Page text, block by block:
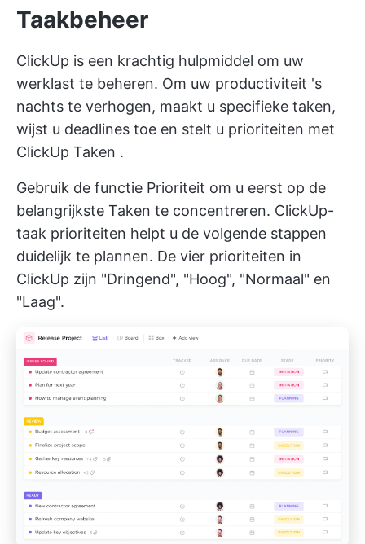
Taakbeheer
ClickUp is een krachtig hulpmiddel om uw
werklast te beheren. Om uw productiviteit 's
nachts te verhogen, maakt u specifieke taken,
wijst u deadlines toe en stelt u prioriteiten met
ClickUp Taken .
Gebruik de functie Prioriteit om u eerst op de
belangrijkste Taken te concentreren. ClickUp-
taak prioriteiten helpt u de volgende stappen
duidelijk te plannen. De vier prioriteiten in
ClickUp zijn "Dringend", "Hoog", "Normaal" en
"Laag".